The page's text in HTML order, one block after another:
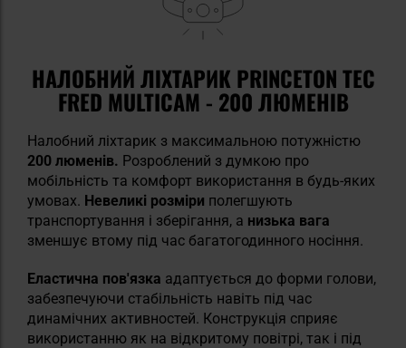
НАЛОБНИЙ ЛІХТАРИК PRINCETON TEC
FRED MULTICAM - 200 ЛЮМЕНІВ
Налобний ліхтарик з максимальною потужністю
200 люменів. Розроблений з думкою про
мобільність та комфорт використання в будь-яких
умовах. Невеликі розміри полегшують
транспортування і зберігання, а низька вага
зменшує втому під час багатогодинного носіння.
Еластична пов'язка адаптується до форми голови,
забезпечуючи стабільність навіть під час
динамічних активностей. Конструкція сприяє
використанню як на відкритому повітрі, так і під